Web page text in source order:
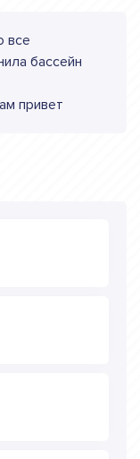
все
бассейн
привет